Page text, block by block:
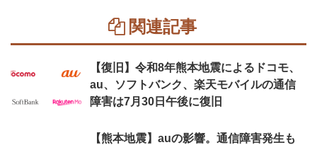
関連記事
【復旧】令和8年熊本地震によるドコモ、
au、ソフトバンク、楽天モバイルの通信
障害は7月30日午後に復旧
【熊本地震】auの影響。通信障害発生も